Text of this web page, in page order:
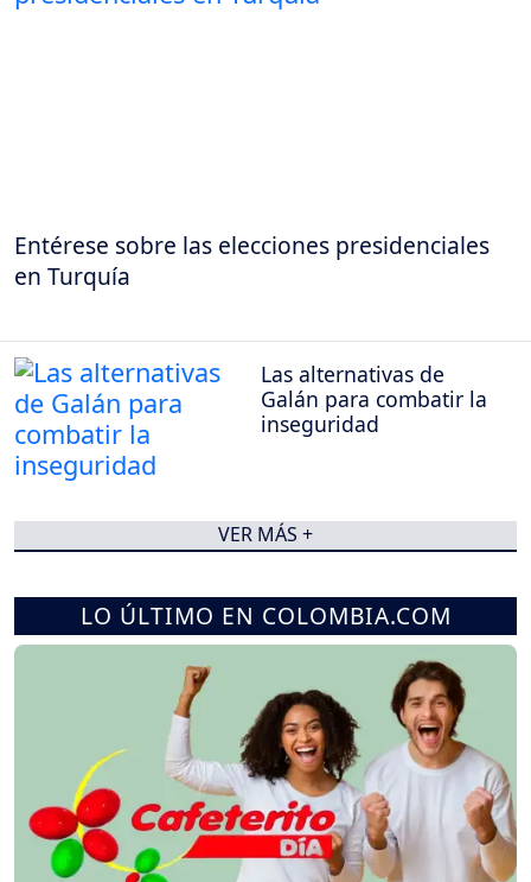
Entérese sobre las elecciones presidenciales
en Turquía
Las alternativas de
Galán para combatir la
inseguridad
VER MÁS +
LO ÚLTIMO EN COLOMBIA.COM